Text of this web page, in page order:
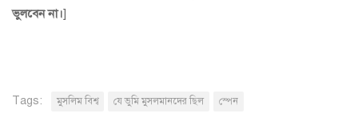
ভুলবেন না।]
Tags: মুসলিম বিশ্ব যে ভুমি মুসলমানদের ছিল স্পেন